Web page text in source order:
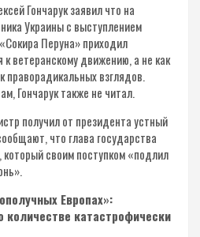
Гончарук заявил что на
Украины с выступлением
Перуна» приходил
ветеранскому движению, а не как
праворадикальных взглядов.
Гончарук также не читал.
получил от президента устный
что глава государства
который своим поступком «подлил
Европах»:
катастрофически